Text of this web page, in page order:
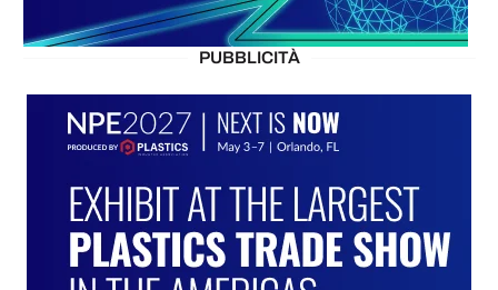
PUBBLICITÀ